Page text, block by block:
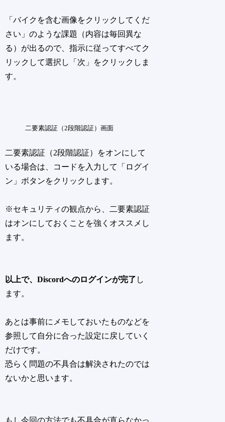
「バイクを含む画像をクリックしてくだ
さい」のような課題（内容は毎回異な
る）が出るので、指示に従ってすべてク
リックして選択し「次」をクリックしま
す。
二要素認証（2段階認証）画面
二要素認証（2段階認証）をオンにして
いる場合は、コードを入力して「ログイ
ン」ボタンをクリックします。
※セキュリティの観点から、二要素認証
はオンにしておくことを強くオススメし
ます。
以上で、Discordへのログインが完了 し
ます。
あとは事前にメモしておいたものなどを
参照して自分に合った設定に戻していく
だけです。
恐らく問題の不具合は解決されたのでは
ないかと思います。
もし今回の方法でも不具合が直らなかっ